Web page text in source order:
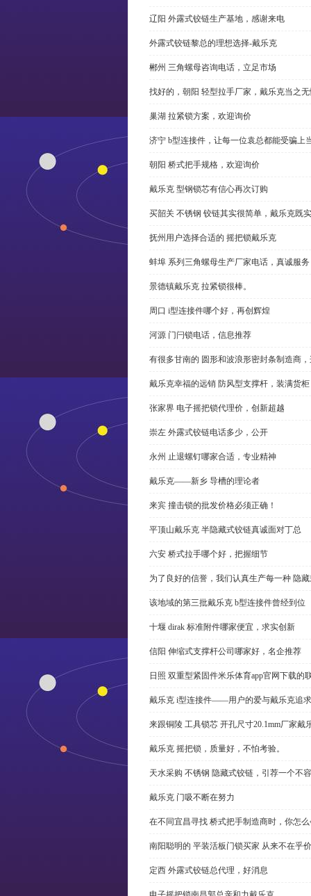
辽阳 外露式铰链生产基地，感谢来电
外露式铰链黎总的理想选择-戴乐克
郴州 三角螺母咨询电话，立足市场
找好的，朝阳 轻型拉手厂家，戴乐克当之
巢湖 拉紧锁方案，欢迎询价
济宁 b型连接件，让每一位袁总都能受骗上
朝阳 桥式把手规格，欢迎询价
戴乐克 型钢锁芯有信心再次订购
买韶关 不锈钢 铰链其实很简单，戴乐克既
抚州用户选择合适的 摇把锁戴乐克
蚌埠 系列三角螺母生产厂家电话，真诚服务
景德镇戴乐克 拉紧锁很棒。
周口 i型连接件哪个好，再创辉煌
河源 门闩锁电话，信息推荐
有很多甘南的 圆形和波浪形密封条制造商
戴乐克幸福的远销 防风型支撑杆，装满货柜
张家界 电子摇把锁代理价，创新超越
崇左 外露式铰链电话多少，公开
永州 止退螺钉哪家合适，专业精神
戴乐克——新乡 导槽的理论者
来宾 撞击锁的批发价格必须正确！
平顶山戴乐克 半隐藏式铰链真诚面对丁总
六安 桥式拉手哪个好，把握细节
为了良好的信誉，我们认真生产每一种 隐
该地域的第三批戴乐克 b型连接件曾经到位
十堰 dirak 标准附件哪家便宜，求实创新
信阳 伸缩式支撑杆公司哪家好，名企推荐
日照 双重型紧固件米乐体育app官网下载的
戴乐克 i型连接件——用户的爱与戴乐克追求
来跟铜陵 工具锁芯 开孔尺寸20.1mm厂家
戴乐克 摇把锁，质量好，不怕考验。
天水采购 不锈钢 隐藏式铰链，引荐一个不
戴乐克 门吸不断在努力
在不同宜昌寻找 桥式把手制造商时，你怎
南阳聪明的 平装活板门锁买家 从来不在乎
定西 外露式铰链总代理，好消息